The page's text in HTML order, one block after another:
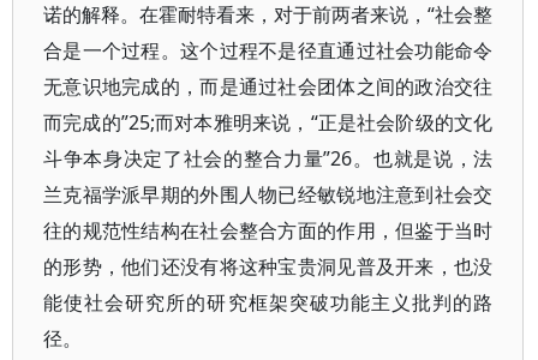
诺的解释。在霍耐特看来，对于前两者来说，“社会整
合是一个过程。这个过程不是径直通过社会功能命令
无意识地完成的，而是通过社会团体之间的政治交往
而完成的”25;而对本雅明来说，“正是社会阶级的文化
斗争本身决定了社会的整合力量”26。也就是说，法
兰克福学派早期的外围人物已经敏锐地注意到社会交
往的规范性结构在社会整合方面的作用，但鉴于当时
的形势，他们还没有将这种宝贵洞见普及开来，也没
能使社会研究所的研究框架突破功能主义批判的路
径。